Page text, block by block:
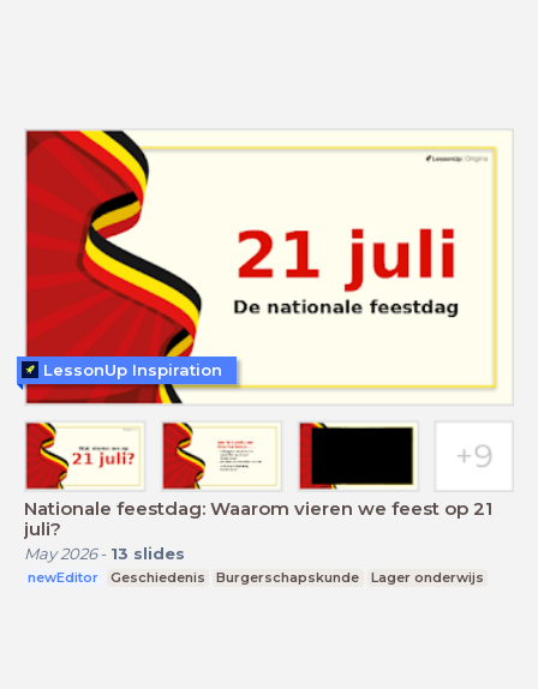
Nationale feestdag: Waarom vieren we feest op 21
juli?
May 2026- 13 slides
newEditor Geschiedenis Burgerschapskunde Lager onderwijs
LessonUp Inspiration